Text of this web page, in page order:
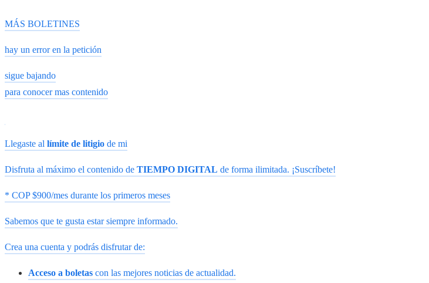
MÁS BOLETINES
hay un error en la petición
sigue bajando
para conocer mas contenido
Llegaste al límite de litigio de mi
Disfruta al máximo el contenido de TIEMPO DIGITAL de forma ilimitada. ¡Suscríbete!
* COP $900/mes durante los primeros meses
Sabemos que te gusta estar siempre informado.
Crea una cuenta y podrás disfrutar de:
Acceso a boletas con las mejores noticias de actualidad.